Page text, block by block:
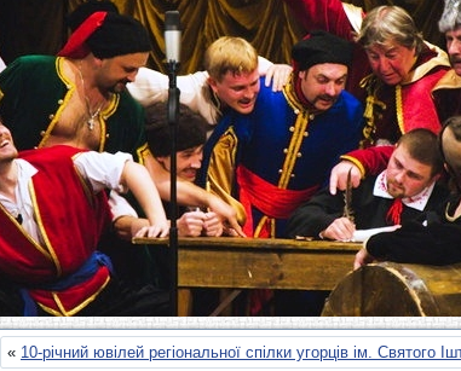
« 10-річний ювілей регіональної спілки угорців ім. Святого